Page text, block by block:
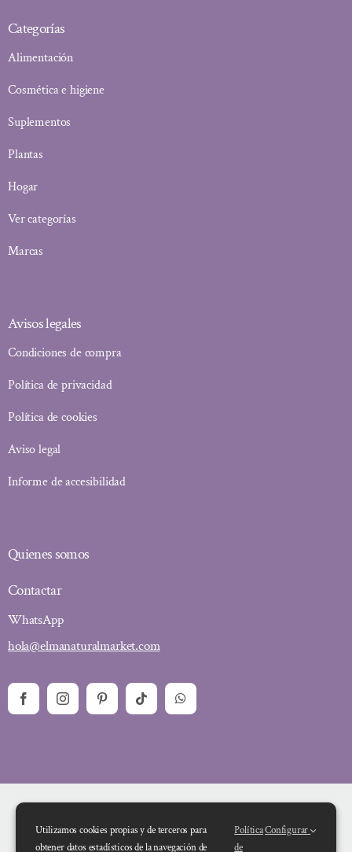
Categorías
Alimentación
Cosmética e higiene
Suplementos
Plantas
Hogar
Ver categorías
Marcas
Avisos legales
Condiciones de compra
Política de privacidad
Política de cookies
Aviso legal
Informe de accesibilidad
Quienes somos
Contactar
WhatsApp
hola@elmanaturalmarket.com
Utilizamos cookies propias y de terceros para
obtener datos estadísticos de la navegación de
Política
de
Configurar